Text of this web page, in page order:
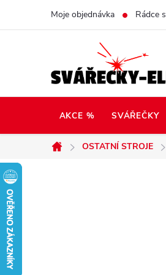
Moje objednávka Rádce
AKCE % SVÁŘEČKY
Domů
OSTATNÍ STROJE